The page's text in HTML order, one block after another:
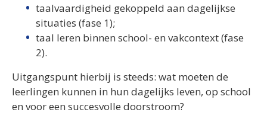
taalvaardigheid gekoppeld aan dagelijkse
situaties (fase 1);
taal leren binnen school- en vakcontext (fase
2).
Uitgangspunt hierbij is steeds: wat moeten de
leerlingen kunnen in hun dagelijks leven, op school
en voor een succesvolle doorstroom?